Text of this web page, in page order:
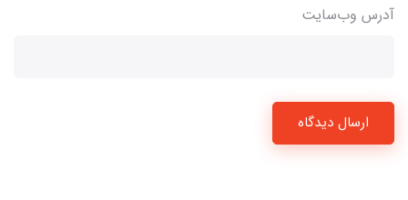
آدرس وب‌سایت
ارسال دیدگاه